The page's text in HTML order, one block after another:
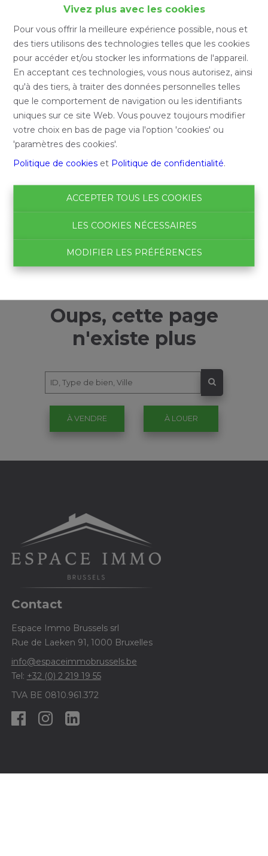
Vivez plus avec les cookies
Pour vous offrir la meilleure expérience possible, nous et
des tiers utilisons des technologies telles que les cookies
pour accéder et/ou stocker les informations de l'appareil.
En acceptant ces technologies, vous nous autorisez, ainsi
qu'à des tiers, à traiter des données personnelles telles
que le comportement de navigation ou les identifiants
uniques sur ce site Web. Vous pouvez toujours modifier
votre choix en bas de page via l'option 'cookies' ou
'paramètres des cookies'.
Politique de cookies et Politique de confidentialité.
ACCEPTER TOUS LES COOKIES
LES COOKIES NÉCESSAIRES
MODIFIER LES PRÉFÉRENCES
Accueil
Accueil
Oups, cette page
n'existe plus
À VENDRE À LOUER
Contact
Espace Immo Brussels srl
Rue de Laeken 91, 1000 Bruxelles
info@espaceimmobrussels.be
Tel: +32 (0) 2 219 19 55
TVA BE 0810.961.372